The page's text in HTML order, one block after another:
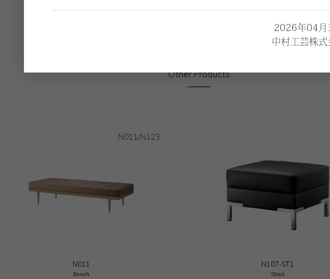
2026年04月
中村工芸株式
Other Products
N011/N123
N011
Bench
N107-ST1
Stool